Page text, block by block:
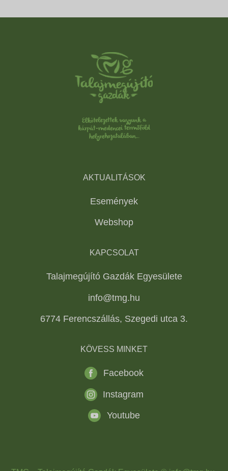
AKTUALITÁSOK
Események
Webshop
KAPCSOLAT
Talajmegújító Gazdák Egyesülete
info@tmg.hu
6774 Ferencszállás, Szegedi utca 3.
KÖVESS MINKET
Facebook
Instagram
Youtube